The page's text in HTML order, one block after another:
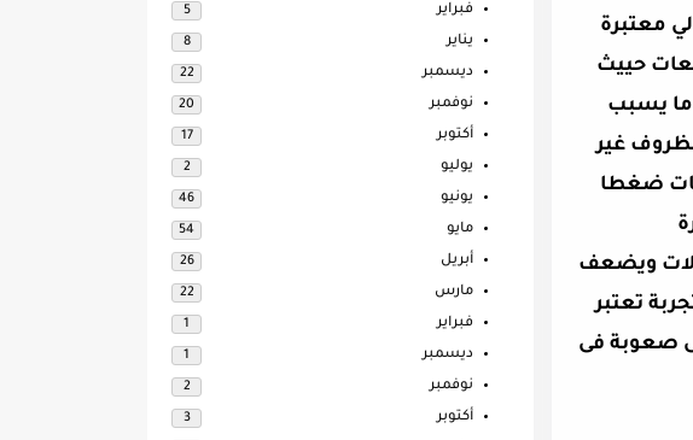
معتبرة
حييث
ما يسبب
غير
ضغطا
ويضعف
تعتبر
صعوبة فى
فبراير 5
يناير 8
ديسمبر 22
نوفمبر 20
أكتوبر 17
يوليو 2
يونيو 46
مايو 54
أبريل 26
مارس 22
فبراير 1
ديسمبر 1
نوفمبر 2
أكتوبر 3